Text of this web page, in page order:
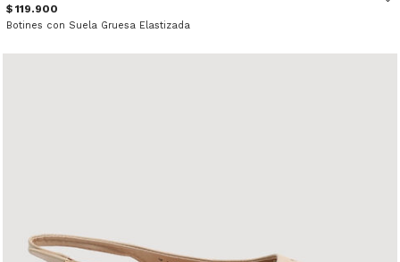
$ 119.900
Botines con Suela Gruesa Elastizada